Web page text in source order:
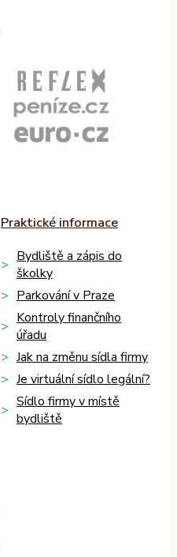
Praktické informace
Bydliště a zápis do
školky
Parkování v Praze
Kontroly finančního
úřadu
Jak na změnu sídla firmy
Je virtuální sídlo legální?
Sídlo firmy v místě
bydliště